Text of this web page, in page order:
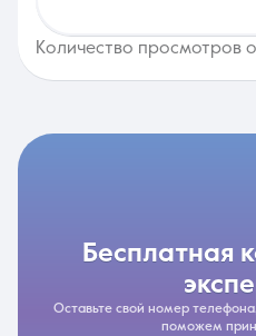
Количество просмотров
бесплатная консультация
Оставьте свой номер
поможем